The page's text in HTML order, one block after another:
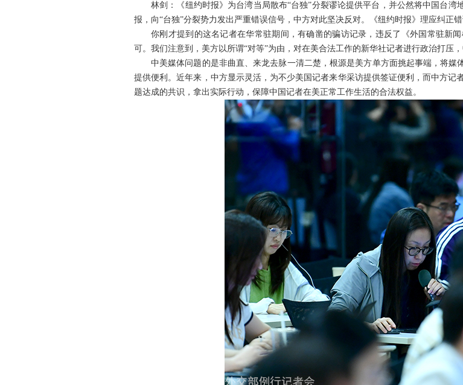
林剑：《纽约时报》为台湾当局散布“台独”分裂谬论提供平台，并公然将中国台
报，向“台独”分裂势力发出严重错误信号，中方对此坚决反对。《纽约时报》理应纠正
你刚才提到的这名记者在华常驻期间，有确凿的骗访记录，违反了《外国常驻新
可。我们注意到，美方以所谓“对等”为由，对在美合法工作的新华社记者进行政治打压，
中美媒体问题的是非曲直、来龙去脉一清二楚，根源是美方单方面挑起事端，将媒
提供便利。近年来，中方显示灵活，为不少美国记者来华采访提供签证便利，而中方记
题达成的共识，拿出实际行动，保障中国记者在美正常工作生活的合法权益。